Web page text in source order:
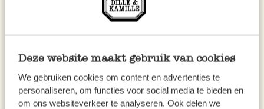
Deze website maakt gebruik van cookies
We gebruiken cookies om content en advertenties te
personaliseren, om functies voor social media te bieden en
om ons websiteverkeer te analyseren. Ook delen we